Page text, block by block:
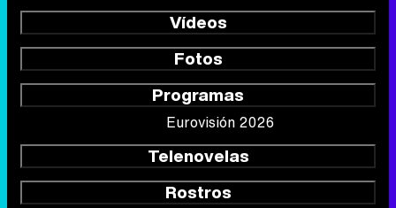
Vídeos
Fotos
Programas
Eurovisión 2026
Telenovelas
Rostros